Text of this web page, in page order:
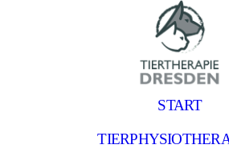
START